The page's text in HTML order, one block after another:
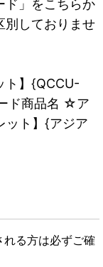
ド」をこちらか
別しておりませ
ト】{QCCU-
ド商品名 ☆ア
ット】{アジア
る方は必ずご確